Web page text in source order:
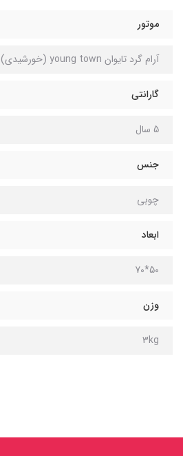
موتور
آرام گرد تایوان young town (خورشیدی)
گارانتی
5 سال
جنس
چوبی
ابعاد
50*70
وزن
3kg